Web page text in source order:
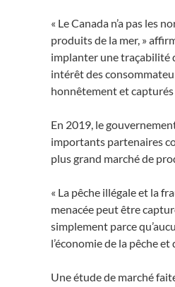
« Le Canada n’a pas les
produits de la mer, »
implanter une traçabilité
intérêt des
honnêtement et capturés
En 2019, le
importants partenaires
plus grand marché de
« La pêche illégale et la
menacée peut être
simplement parce
l’économie de la pêche
Une étude de marché